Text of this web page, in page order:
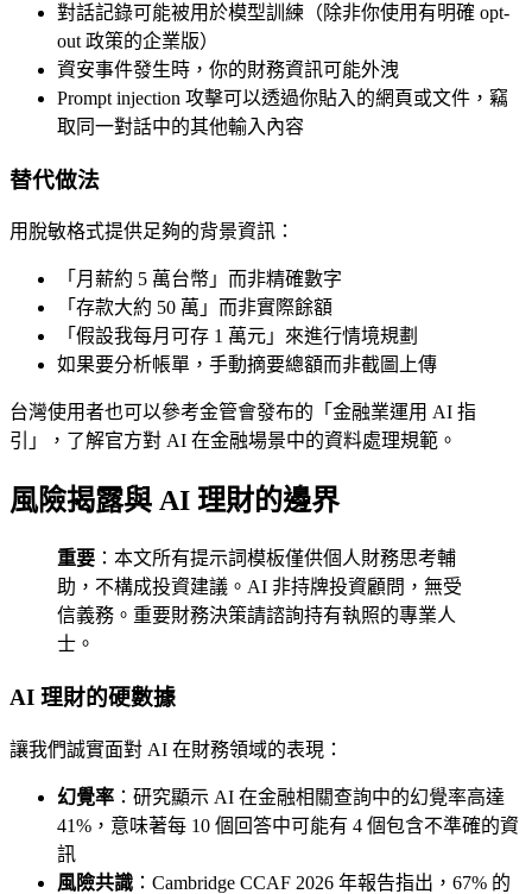
對話記錄可能被用於模型訓練（除非你使用有明確 opt-
out 政策的企業版）
資安事件發生時，你的財務資訊可能外洩
Prompt injection 攻擊可以透過你貼入的網頁或文件，竊
取同一對話中的其他輸入內容
替代做法
用脫敏格式提供足夠的背景資訊：
「月薪約 5 萬台幣」而非精確數字
「存款大約 50 萬」而非實際餘額
「假設我每月可存 1 萬元」來進行情境規劃
如果要分析帳單，手動摘要總額而非截圖上傳
台灣使用者也可以參考金管會發布的「金融業運用 AI 指
引」，了解官方對 AI 在金融場景中的資料處理規範。
風險揭露與 AI 理財的邊界
重要 ：本文所有提示詞模板僅供個人財務思考輔
助，不構成投資建議。AI 非持牌投資顧問，無受
信義務。重要財務決策請諮詢持有執照的專業人
士。
AI 理財的硬數據
讓我們誠實面對 AI 在財務領域的表現：
幻覺率 ：研究顯示 AI 在金融相關查詢中的幻覺率高達
41%，意味著每 10 個回答中可能有 4 個包含不準確的資
訊
風險共識 ：Cambridge CCAF 2026 年報告指出，67% 的